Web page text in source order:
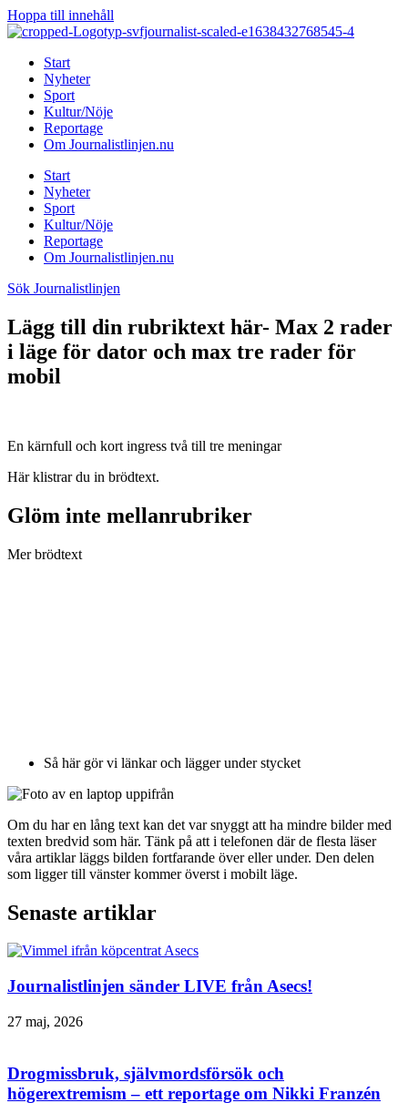
Hoppa till innehåll
Start
Nyheter
Sport
Kultur/Nöje
Reportage
Om Journalistlinjen.nu
Start
Nyheter
Sport
Kultur/Nöje
Reportage
Om Journalistlinjen.nu
Sök Journalistlinjen
Lägg till din rubriktext här- Max 2 rader
i läge för dator och max tre rader för
mobil
En kärnfull och kort ingress två till tre meningar
Här klistrar du in brödtext.
Glöm inte mellanrubriker
Mer brödtext
Så här gör vi länkar och lägger under stycket
Om du har en lång text kan det var snyggt att ha mindre bilder med
texten bredvid som här. Tänk på att i telefonen där de flesta läser
våra artiklar läggs bilden fortfarande över eller under. Den delen
som ligger till vänster kommer överst i mobilt läge.
Senaste artiklar
Journalistlinjen sänder LIVE från Asecs!
27 maj, 2026
Drogmissbruk, självmordsförsök och
högerextremism – ett reportage om Nikki Franzén